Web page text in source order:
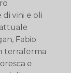
vini e oli
Fabio
terraferma
e